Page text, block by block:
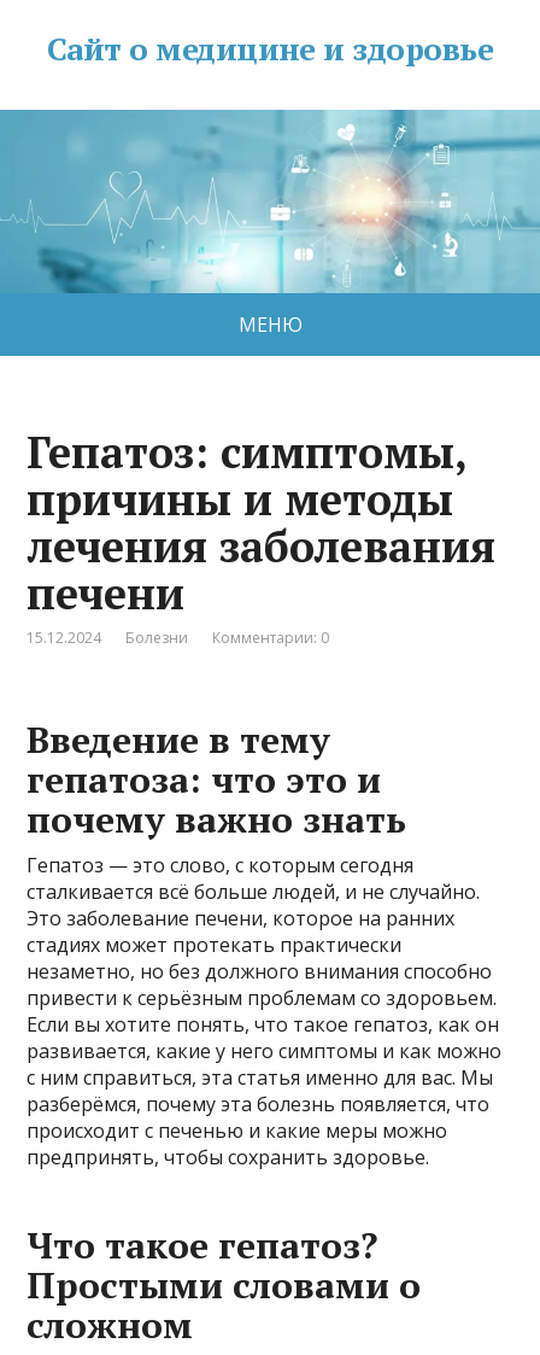
Сайт о медицине и здоровье
МЕНЮ
Гепатоз: симптомы,
причины и методы
лечения заболевания
печени
15.12.2024 Болезни Комментарии: 0
Введение в тему
гепатоза: что это и
почему важно знать
Гепатоз — это слово, с которым сегодня
сталкивается всё больше людей, и не случайно.
Это заболевание печени, которое на ранних
стадиях может протекать практически
незаметно, но без должного внимания способно
привести к серьёзным проблемам со здоровьем.
Если вы хотите понять, что такое гепатоз, как он
развивается, какие у него симптомы и как можно
с ним справиться, эта статья именно для вас. Мы
разберёмся, почему эта болезнь появляется, что
происходит с печенью и какие меры можно
предпринять, чтобы сохранить здоровье.
Что такое гепатоз?
Простыми словами о
сложном